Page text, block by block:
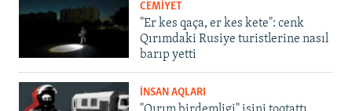
CEMİYET
"Er kes qaça, er kes kete": cenk
Qırımdaki Rusiye turistlerine nasıl
barıp yetti
İNSAN AQLARI